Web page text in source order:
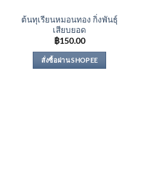
ต้นทุเรียนหมอนทอง กิ่งพันธุ์
เสียบยอด
฿150.00
สั่งซื้อผ่าน SHOPEE